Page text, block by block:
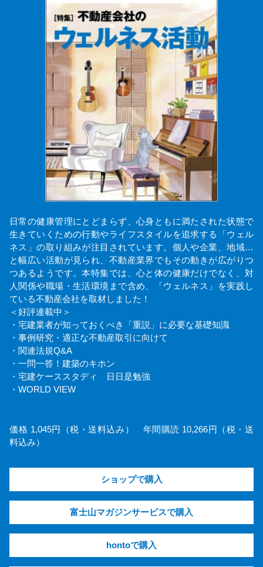
日常の健康管理にとどまらず、心身ともに満たされた状態で
生きていくための行動やライフスタイルを追求する「ウェル
ネス」の取り組みが注目されています。個人や企業、地域…
と幅広い活動が見られ、不動産業界でもその動きが広がりつ
つあるようです。本特集では、心と体の健康だけでなく、対
人関係や職場・生活環境まで含め、「ウェルネス」を実践し
ている不動産会社を取材しました！
＜好評連載中＞
・宅建業者が知っておくべき「重説」に必要な基礎知識
・事例研究・適正な不動産取引に向けて
・関連法規Q&A
・一問一答！建築のキホン
・宅建ケーススタディ 日日是勉強
・WORLD VIEW
価格 1,045円（税・送料込み） 年間購読 10,266円（税・送
料込み）
ショップで購入
富士山マガジンサービスで購入
hontoで購入